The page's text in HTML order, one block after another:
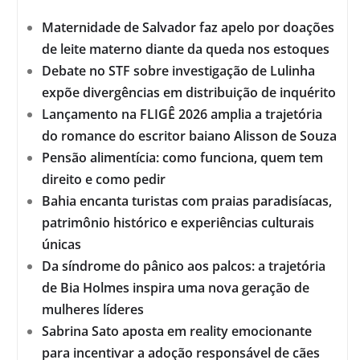
Maternidade de Salvador faz apelo por doações
de leite materno diante da queda nos estoques
Debate no STF sobre investigação de Lulinha
expõe divergências em distribuição de inquérito
Lançamento na FLIGÊ 2026 amplia a trajetória
do romance do escritor baiano Alisson de Souza
Pensão alimentícia: como funciona, quem tem
direito e como pedir
Bahia encanta turistas com praias paradisíacas,
patrimônio histórico e experiências culturais
únicas
Da síndrome do pânico aos palcos: a trajetória
de Bia Holmes inspira uma nova geração de
mulheres líderes
Sabrina Sato aposta em reality emocionante
para incentivar a adoção responsável de cães